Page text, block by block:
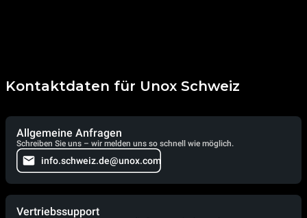
Kontaktdaten für Unox Schweiz
Allgemeine Anfragen
Schreiben Sie uns – wir melden uns so schnell wie möglich.
info.schweiz.de@unox.com
Vertriebssupport